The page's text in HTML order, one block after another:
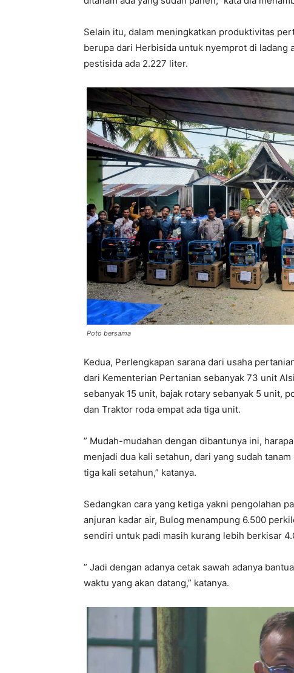
Selain itu, dalam meningkatkan produktivitas
berupa dari Herbisida untuk nyemprot di ladang
pestisida ada 2.227 liter.
Poto bersama
Kedua, Perlengkapan sarana dari usaha
dari Kementerian Pertanian sebanyak 73 unit
sebanyak 15 unit, bajak rotary sebanyak 5 unit,
dan Traktor roda empat ada tiga unit.
” Mudah-mudahan dengan dibantunya ini,
menjadi dua kali setahun, dari yang sudah
tiga kali setahun,” katanya.
Sedangkan cara yang ketiga yakni pengolahan
anjuran kadar air, Bulog menampung 6.500
sendiri untuk padi masih kurang lebih berkisar
” Jadi dengan adanya cetak sawah adanya
waktu yang akan datang,” katanya.